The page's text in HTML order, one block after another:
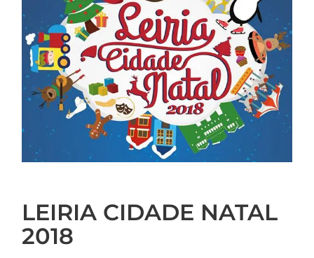
LEIRIA CIDADE NATAL
2018